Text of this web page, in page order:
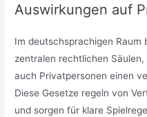
Auswirkungen auf
Im deutschsprachigen Raum
zentralen rechtlichen
auch Privatpersonen einen
Diese Gesetze regeln von
und sorgen für klare